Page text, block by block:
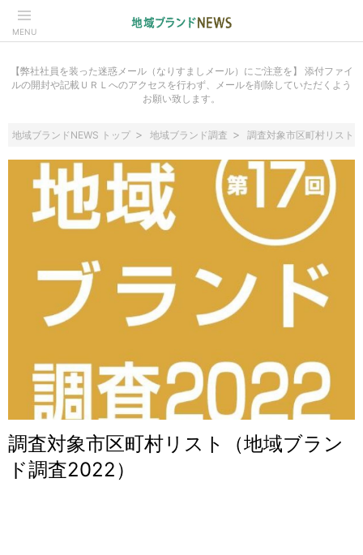
MENU
【弊社社員を装った迷惑メール（なりすましメール）にご注意を】 添付ファイ
ルの開封や記載ＵＲＬへのアクセスを行わず、メールを削除していただくよう
お願い致します。
地域ブランドNEWS トップ 地域ブランド調査 調査対象市区町村リスト
調査対象市区町村リスト（地域ブラン
ド調査2022）